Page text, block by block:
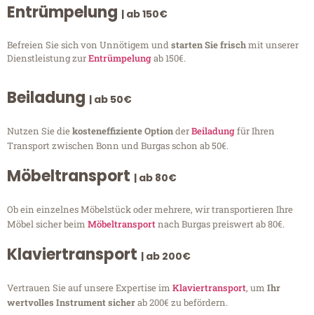
Entrümpelung | ab 150€
Befreien Sie sich von Unnötigem undstarten Sie frischmit unserer
Dienstleistung zurEntrümpelungab 150€.
Beiladung | ab 50€
Nutzen Sie diekosteneffiziente OptionderBeiladungfür Ihren
Transport zwischen Bonn und Burgas schon ab 50€.
Möbeltransport | ab 80€
Ob ein einzelnes Möbelstück oder mehrere, wir transportieren Ihre
Möbel sicher beim Möbeltransportnach Burgas preiswert ab 80€.
Klaviertransport | ab 200€
Vertrauen Sie auf unsere Expertise im Klaviertransport, um Ihr
wertvolles Instrument sicherab 200€ zu befördern.